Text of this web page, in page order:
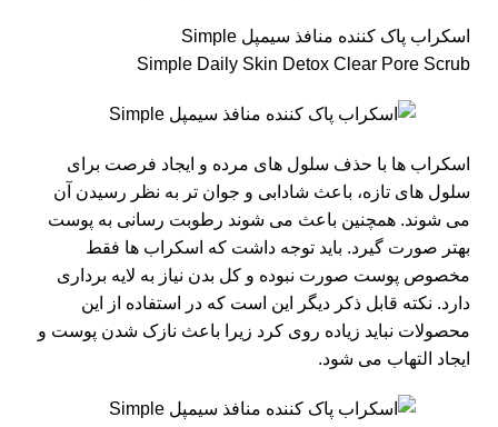
اسکراب پاک کننده منافذ سیمپل Simple
Simple Daily Skin Detox Clear Pore Scrub
اسکراب ها با حذف سلول های مرده و ایجاد فرصت برای
سلول های تازه، باعث شادابی و جوان تر به نظر رسیدن آن
می شوند. همچنین باعث می شوند رطوبت رسانی به پوست
بهتر صورت گیرد. باید توجه داشت که اسکراب ها فقط
مخصوص پوست صورت نبوده و کل بدن نیاز به لایه برداری
دارد. نکته قابل ذکر دیگر این است که در استفاده از این
محصولات نباید زیاده روی کرد زیرا باعث نازک شدن پوست و
ایجاد التهاب می شود.